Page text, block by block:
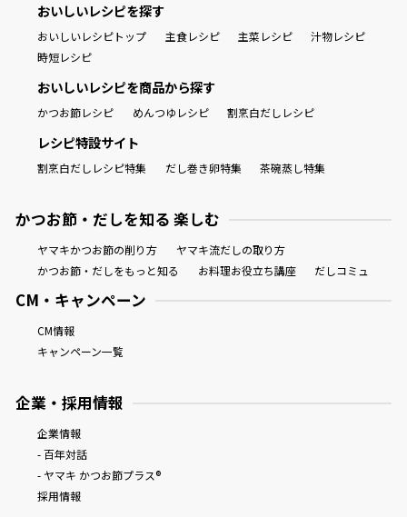
おいしいレシピを探す
おいしいレシピトップ 主食レシピ 主菜レシピ
汁物レシピ
時短レシピ
おいしいレシピを商品から探す
かつお節レシピ めんつゆレシピ 割烹白だしレシピ
レシピ特設サイト
割烹白だしレシピ特集 だし巻き卵特集 茶碗蒸し特集
かつお節・だしを知る 楽しむ
ヤマキかつお節の削り方
ヤマキ流だしの取り方
かつお節・だしをもっと知る
お料理お役立ち講座 だしコミュ
CM・キャンペーン
CM情報
キャンペーン一覧
企業・採用情報
企業情報
- 百年対話
- ヤマキ かつお節プラス®
採用情報